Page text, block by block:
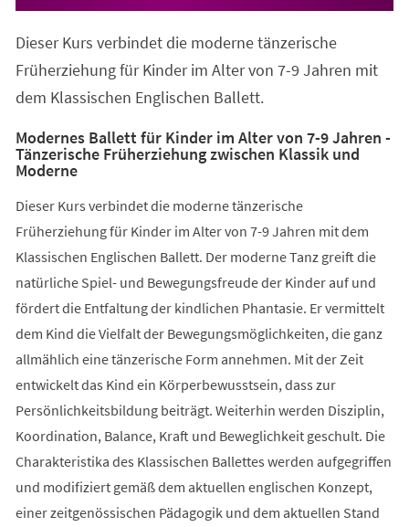
Dieser Kurs verbindet die moderne tänzerische
Früherziehung für Kinder im Alter von 7-9 Jahren mit
dem Klassischen Englischen Ballett.
Modernes Ballett für Kinder im Alter von 7-9 Jahren -
Tänzerische Früherziehung zwischen Klassik und
Moderne
Dieser Kurs verbindet die moderne tänzerische
Früherziehung für Kinder im Alter von 7-9 Jahren mit dem
Klassischen Englischen Ballett. Der moderne Tanz greift die
natürliche Spiel- und Bewegungsfreude der Kinder auf und
fördert die Entfaltung der kindlichen Phantasie. Er vermittelt
dem Kind die Vielfalt der Bewegungsmöglichkeiten, die ganz
allmählich eine tänzerische Form annehmen. Mit der Zeit
entwickelt das Kind ein Körperbewusstsein, dass zur
Persönlichkeitsbildung beiträgt. Weiterhin werden Disziplin,
Koordination, Balance, Kraft und Beweglichkeit geschult. Die
Charakteristika des Klassischen Ballettes werden aufgegriffen
und modifiziert gemäß dem aktuellen englischen Konzept,
einer zeitgenössischen Pädagogik und dem aktuellen Stand